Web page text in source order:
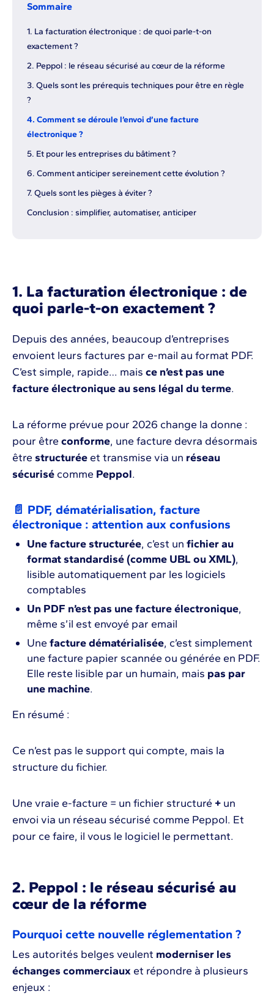
Sommaire
1. La facturation électronique : de quoi parle-t-on
exactement ?
2. Peppol : le réseau sécurisé au cœur de la réforme
3. Quels sont les prérequis techniques pour être en règle
?
4. Comment se déroule l’envoi d’une facture
électronique ?
5. Et pour les entreprises du bâtiment ?
6. Comment anticiper sereinement cette évolution ?
7. Quels sont les pièges à éviter ?
Conclusion : simplifier, automatiser, anticiper
1. La facturation électronique : de
quoi parle-t-on exactement ?
Depuis des années, beaucoup d’entreprises
envoient leurs factures par e-mail au format PDF.
C’est simple, rapide… mais ce n’est pas une
facture électronique au sens légal du terme.
La réforme prévue pour 2026 change la donne :
pour être conforme, une facture devra désormais
être structurée et transmise via un réseau
sécurisé comme Peppol.
📄 PDF, dématérialisation, facture
électronique : attention aux confusions
Une facture structurée, c’est un fichier au
format standardisé (comme UBL ou XML),
lisible automatiquement par les logiciels
comptables
Un PDF n’est pas une facture électronique,
même s’il est envoyé par email
Une facture dématérialisée, c’est simplement
une facture papier scannée ou générée en PDF.
Elle reste lisible par un humain, mais pas par
une machine.
En résumé :
Ce n’est pas le support qui compte, mais la
structure du fichier.
Une vraie e-facture = un fichier structuré + un
envoi via un réseau sécurisé comme Peppol. Et
pour ce faire, il vous le logiciel le permettant.
2. Peppol : le réseau sécurisé au
cœur de la réforme
Pourquoi cette nouvelle réglementation ?
Les autorités belges veulent moderniser les
échanges commerciaux et répondre à plusieurs
enjeux :